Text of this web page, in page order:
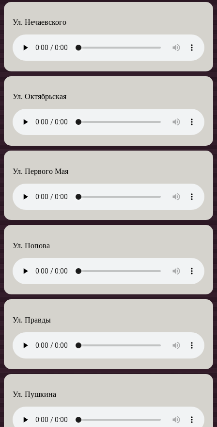
Ул. Нечаевского
Ул. Октябрьская
Ул. Первого Мая
Ул. Попова
Ул. Правды
Ул. Пушкина